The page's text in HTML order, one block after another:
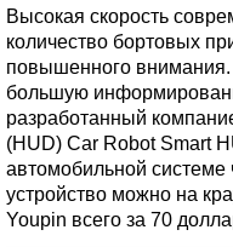
Высокая скорость
количество бортовых
повышенного внимания.
большую
разработанный
(HUD) Car Robot Smart
автомобильной системе
устройство можно на
Youpin всего за 70